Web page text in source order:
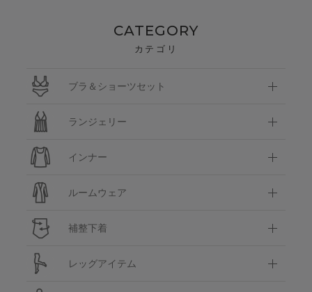
CATEGORY
カテゴリ
ブラ＆ショーツセット
ランジェリー
インナー
ルームウェア
補整下着
レッグアイテム